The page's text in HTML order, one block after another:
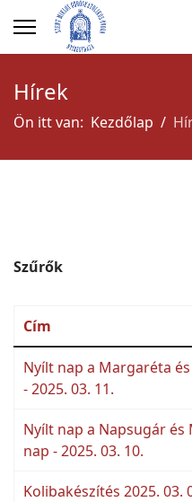
Hírek
Ön itt van: Kezdőlap
Szűrők
Cím
Nyílt nap a Margaréta
- 2025. 03. 11.
Nyílt nap a Napsugár
nap - 2025. 03. 10.
Kolibakészítés 2025. 03.